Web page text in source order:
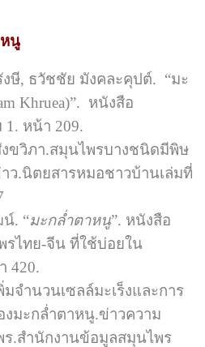
หนู
งษี, ธวัชชัย มังคละคุปต์. “มะ
Khruea)”. หนังสือ
1. หน้า 209.
ขวิภา.สมุนไพรบางชนิดมีพิษ
ว.นิตยสารหมอชาวบ้านเล่มที่
. “มะกล่ำตาหนู”. หนังสือ
รไทย-จีน ที่ใช้บ่อยใน
420.
มจำนวนเซลล์มะเร็งและการ
งมะกล่ำตาหนู.ข่าวความ
ร.สำนักงานข้อมูลสมุนไพร